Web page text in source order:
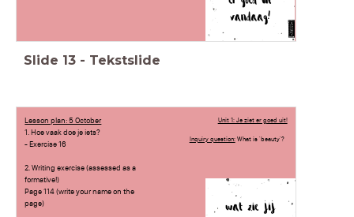
Slide 13 - Tekstslide
Lesson plan: 5 October
1. Hoe vaak doe je iets?
- Exercise 16
2. Writing exercise (assessed as a
formative!)
Page 114 (write your name on the
page)
Unit 1: Je ziet er goed uit!
Inquiry question:What is 'beauty'?